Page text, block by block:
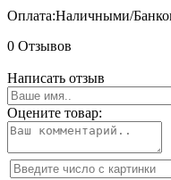
Оплата:Наличными/
0 Отзывов
Написать отзыв
Оцените товар: